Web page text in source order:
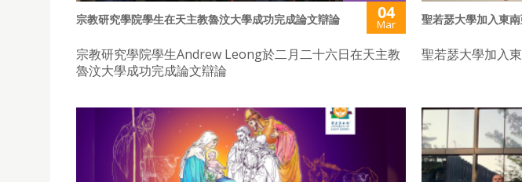
宗教研究學院學生在天主教魯汶大學成功完成論文辯論 04
Mar
宗教研究學院學生Andrew Leong於二月二十六日在天主教
魯汶大學成功完成論文辯論
聖若瑟大學加入東
聖若瑟大學加入